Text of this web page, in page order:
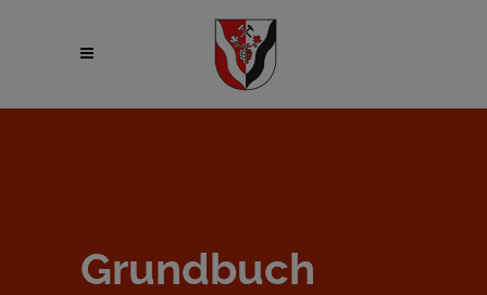
Grundbuch